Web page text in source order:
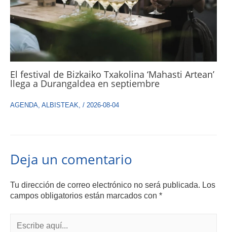
El festival de Bizkaiko Txakolina ‘Mahasti Artean’
llega a Durangaldea en septiembre
AGENDA ALBISTEAK / 2026-08-04
Deja un comentario
Tu dirección de correo electrónico no será publicada. Los
campos obligatorios están marcados con *